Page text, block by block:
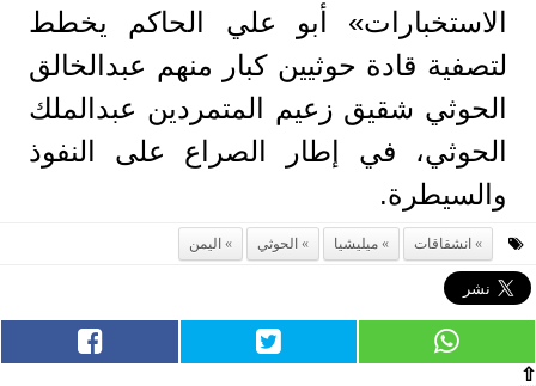
الاستخبارات» أبو علي الحاكم يخطط
لتصفية قادة حوثيين كبار منهم عبدالخالق
الحوثي شقيق زعيم المتمردين عبدالملك
الحوثي، في إطار الصراع على النفوذ
والسيطرة.
انشقاقات ميليشيا الحوثي اليمن
⇧